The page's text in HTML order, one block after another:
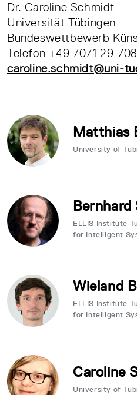
Dr. Caroline Schmidt
Universität Tübingen
Bundeswettbewerb
Telefon +49 7071 29-
caroline.schmidt@uni-
Matthias
University of
ELLIS Institute
for Intelligent
Wieland
ELLIS Institute
for Intelligent
Caroline
University of